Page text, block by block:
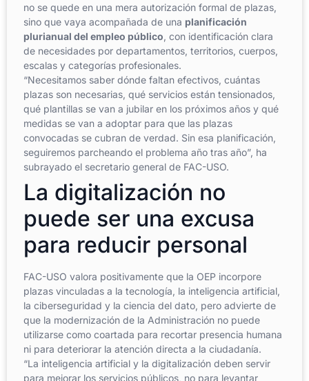
no se quede en una mera autorización formal de plazas,
sino que vaya acompañada de una planificación
plurianual del empleo público, con identificación clara
de necesidades por departamentos, territorios, cuerpos,
escalas y categorías profesionales.
“Necesitamos saber dónde faltan efectivos, cuántas
plazas son necesarias, qué servicios están tensionados,
qué plantillas se van a jubilar en los próximos años y qué
medidas se van a adoptar para que las plazas
convocadas se cubran de verdad. Sin esa planificación,
seguiremos parcheando el problema año tras año”, ha
subrayado el secretario general de FAC-USO.
La digitalización no
puede ser una excusa
para reducir personal
FAC-USO valora positivamente que la OEP incorpore
plazas vinculadas a la tecnología, la inteligencia artificial,
la ciberseguridad y la ciencia del dato, pero advierte de
que la modernización de la Administración no puede
utilizarse como coartada para recortar presencia humana
ni para deteriorar la atención directa a la ciudadanía.
“La inteligencia artificial y la digitalización deben servir
para mejorar los servicios públicos, no para levantar